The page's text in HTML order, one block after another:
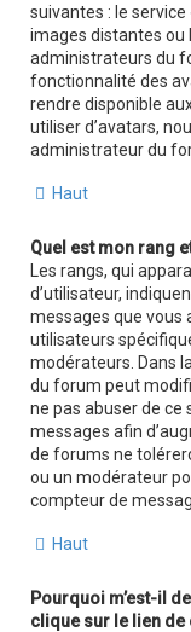
suivantes : le service
images distantes ou
administrateurs du
fonctionnalité des
rendre disponible
utiliser d’avatars,
administrateur du
Haut
Quel est mon rang
Les rangs, qui
d’utilisateur,
messages que vous
utilisateurs
modérateurs. Dans
du forum peut
ne pas abuser de
messages afin
de forums ne
ou un modérateur
compteur de
Haut
Pourquoi m’est-il
clique sur le lien